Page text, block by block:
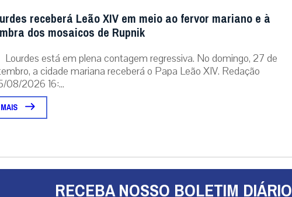
receberá Leão XIV em meio ao fervor mariano e à
dos mosaicos de Rupnik
Lourdes está em plena contagem regressiva. No domingo, 27 de
a cidade mariana receberá o Papa Leão XIV. Redação
08/2026 16:...
MAIS
RECEBA NOSSO BOLETIM DIÁRIO